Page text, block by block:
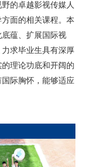
的卓越影视传媒人
面的相关课程。本
蕴、扩展国际视
求毕业生具有深厚
理论功底和开阔的
际胸怀，能够适应